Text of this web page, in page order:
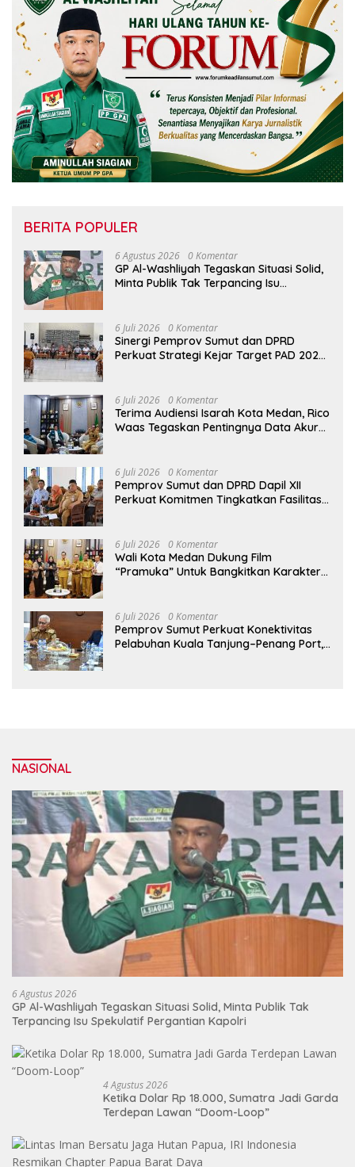
BERITA POPULER
6 Agustus 2026 0 Komentar
GP Al-Washliyah Tegaskan Situasi Solid,
Minta Publik Tak Terpancing Isu
6 Juli 2026 0 Komentar
Sinergi Pemprov Sumut dan DPRD
Perkuat Strategi Kejar Target PAD 2026
6 Juli 2026 0 Komentar
Terima Audiensi Isarah Kota Medan, Rico
Waas Tegaskan Pentingnya Data Akurat
6 Juli 2026 0 Komentar
Pemprov Sumut dan DPRD Dapil XII
Perkuat Komitmen Tingkatkan Fasilitas
6 Juli 2026 0 Komentar
Wali Kota Medan Dukung Film
“Pramuka” Untuk Bangkitkan Karakter
6 Juli 2026 0 Komentar
Pemprov Sumut Perkuat Konektivitas
Pelabuhan Kuala Tanjung–Penang Port,
NASIONAL
6 Agustus 2026
GP Al-Washliyah Tegaskan Situasi Solid, Minta Publik Tak
Terpancing Isu Spekulatif Pergantian Kapolri
4 Agustus 2026
Ketika Dolar Rp 18.000, Sumatra Jadi Garda
Terdepan Lawan “Doom-Loop”